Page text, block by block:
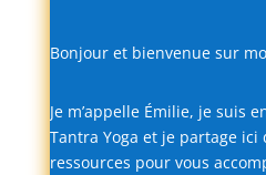
Bonjour et bienvenue sur
Je m’appelle Émilie, je suis
Tantra Yoga et je partage ici
ressources pour vous